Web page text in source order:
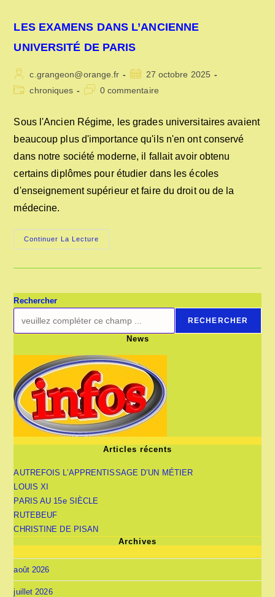
LES EXAMENS DANS L’ANCIENNE
UNIVERSITÉ DE PARIS
Auteur/autrice
de
c.grangeon@orange.fr
Publication
publiée :
27 octobre 2025
Postchroniques
Commentaires
la
publication :
0 commentaire
Sous l'Ancien Régime, les grades universitaires avaient
beaucoup plus d'importance qu'ils n'en ont conservé
dans notre société moderne, il fallait avoir obtenu
certains diplômes pour étudier dans les écoles
d'enseignement supérieur et faire du droit ou de la
médecine.
Continuer La Lecture
EXAMENS
PARIS
Rechercher
RECHERCHER
News
Articles récents
AUTREFOIS L’APPRENTISSAGE D’UN MÉTIER
LOUIS XI
PARIS AU 15e SIÈCLE
RUTEBEUF
CHRISTINE DE PISAN
Archives
août 2026
juillet 2026